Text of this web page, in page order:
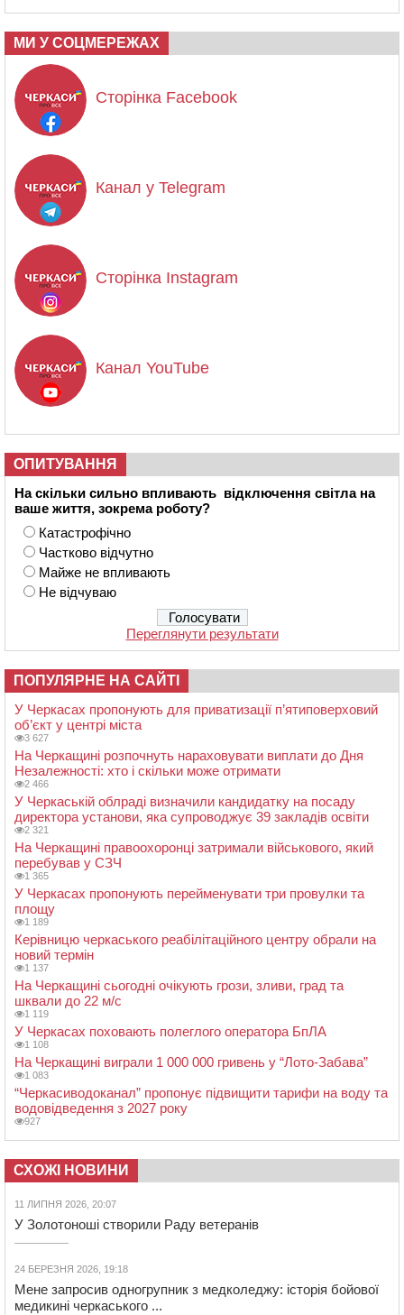
МИ У СОЦМЕРЕЖАХ
Сторінка Facebook
Канал у Telegram
Сторінка Instagram
Канал YouTube
ОПИТУВАННЯ
На скільки сильно впливають відключення світла на
ваше життя, зокрема роботу?
Катастрофічно
Частково відчутно
Майже не впливають
Не відчуваю
Переглянути результати
ПОПУЛЯРНЕ НА САЙТІ
У Черкасах пропонують для приватизації п’ятиповерховий
об’єкт у центрі міста
3 627
На Черкащині розпочнуть нараховувати виплати до Дня
Незалежності: хто і скільки може отримати
2 466
У Черкаській облраді визначили кандидатку на посаду
директора установи, яка супроводжує 39 закладів освіти
2 321
На Черкащині правоохоронці затримали військового, який
перебував у СЗЧ
1 365
У Черкасах пропонують перейменувати три провулки та
площу
1 189
Керівницю черкаського реабілітаційного центру обрали на
новий термін
1 137
На Черкащині сьогодні очікують грози, зливи, град та
шквали до 22 м/с
1 119
У Черкасах поховають полеглого оператора БпЛА
1 108
На Черкащині виграли 1 000 000 гривень у “Лото-Забава”
1 083
“Черкасиводоканал” пропонує підвищити тарифи на воду та
водовідведення з 2027 року
927
СХОЖІ НОВИНИ
11 ЛИПНЯ 2026, 20:07
У Золотоноші створили Раду ветеранів
24 БЕРЕЗНЯ 2026, 19:18
Мене запросив одногрупник з медколеджу: історія бойової
медикині черкаського ...